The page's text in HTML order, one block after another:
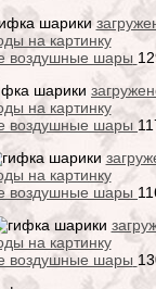
на картинку
воздушные шары
на картинку
воздушные шары
на картинку
воздушные шары
на картинку
воздушные шары